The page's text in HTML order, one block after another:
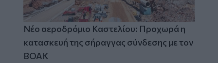
Νέο αεροδρόμιο Καστελίου: Προχωρά η
κατασκευή της σήραγγας σύνδεσης με τον
ΒΟΑΚ